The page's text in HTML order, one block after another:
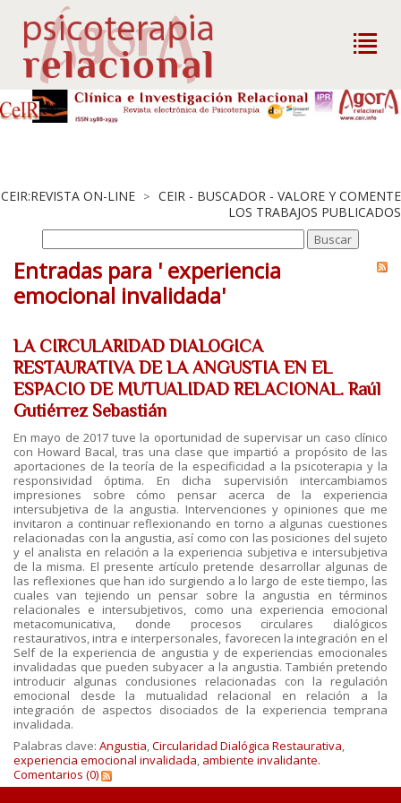
CEIR:REVISTA ON-LINE > CEIR - BUSCADOR - VALORE Y COMENTE
LOS TRABAJOS PUBLICADOS
Entradas para ' experiencia
emocional invalidada'
LA CIRCULARIDAD DIALOGICA
RESTAURATIVA DE LA ANGUSTIA EN EL
ESPACIO DE MUTUALIDAD RELACIONAL. Raúl
Gutiérrez Sebastián
En mayo de 2017 tuve la oportunidad de supervisar un caso clínico
con Howard Bacal, tras una clase que impartió a propósito de las
aportaciones de la teoría de la especificidad a la psicoterapia y la
responsividad óptima. En dicha supervisión intercambiamos
impresiones sobre cómo pensar acerca de la experiencia
intersubjetiva de la angustia. Intervenciones y opiniones que me
invitaron a continuar reflexionando en torno a algunas cuestiones
relacionadas con la angustia, así como con las posiciones del sujeto
y el analista en relación a la experiencia subjetiva e intersubjetiva
de la misma. El presente artículo pretende desarrollar algunas de
las reflexiones que han ido surgiendo a lo largo de este tiempo, las
cuales van tejiendo un pensar sobre la angustia en términos
relacionales e intersubjetivos, como una experiencia emocional
metacomunicativa, donde procesos circulares dialógicos
restaurativos, intra e interpersonales, favorecen la integración en el
Self de la experiencia de angustia y de experiencias emocionales
invalidadas que pueden subyacer a la angustia. También pretendo
introducir algunas conclusiones relacionadas con la regulación
emocional desde la mutualidad relacional en relación a la
integración de aspectos disociados de la experiencia temprana
invalidada.
Palabras clave: Angustia,Circularidad Dialógica Restaurativa,
experiencia emocional invalidada, ambiente invalidante.
Comentarios (0)